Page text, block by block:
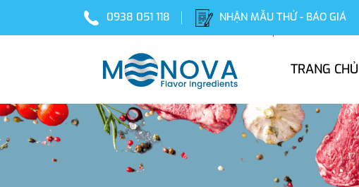
0938 051 118 NHẬN MẪU THỬ - BÁO GIÁ
TRANG CHỦ